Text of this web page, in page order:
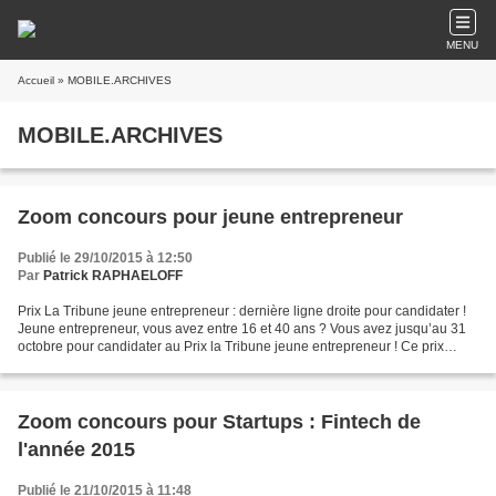
MENU
Accueil » MOBILE.ARCHIVES
MOBILE.ARCHIVES
Zoom concours pour jeune entrepreneur
Publié le 29/10/2015 à 12:50
Par Patrick RAPHAELOFF
Prix La Tribune jeune entrepreneur : dernière ligne droite pour candidater !
Jeune entrepreneur, vous avez entre 16 et 40 ans ? Vous avez jusqu’au 31
octobre pour candidater au Prix la Tribune jeune entrepreneur ! Ce prix
Zoom concours pour Startups : Fintech de
l'année 2015
Publié le 21/10/2015 à 11:48